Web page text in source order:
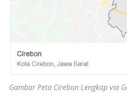
Gambar Peta Cirebon Lengkap via